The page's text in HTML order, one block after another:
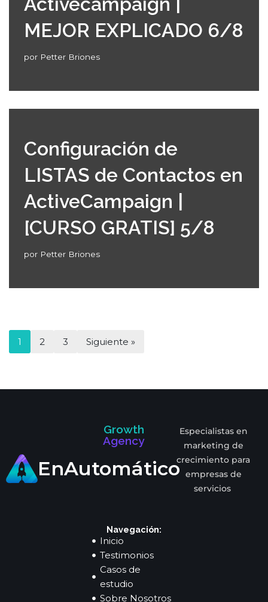
MEJOR EXPLICADO 6/8
por Petter Briones
Configuración de
LISTAS de Contactos en
ActiveCampaign |
[CURSO GRATIS] 5/8
por Petter Briones
1 2 3 Siguiente »
EnAutomático
Growth
Agency
Especialistas en
marketing de
crecimiento para
empresas de
servicios
Navegación:
Inicio
Testimonios
Casos de
estudio
Sobre Nosotros